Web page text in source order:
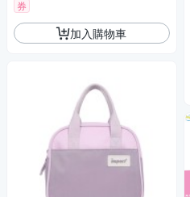
券
加入購物車